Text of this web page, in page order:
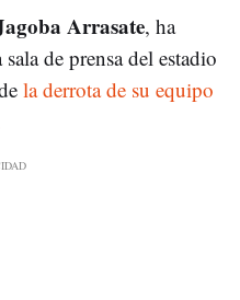
Arrasate, ha
de prensa del estadio
la derrota de su equipo